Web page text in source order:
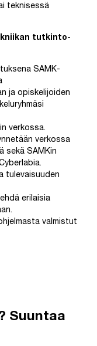
teknisessä
tutkinto-
SAMK-
ja opiskelijoiden
verkossa.
verkossa
sekä SAMKin
tulevaisuuden
erilaisia
valmistut
Suuntaa